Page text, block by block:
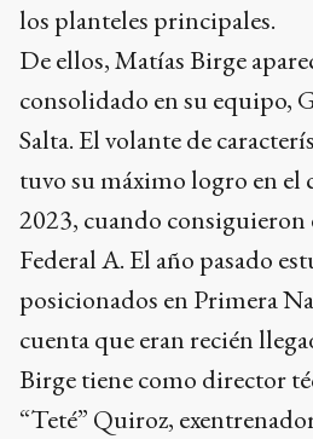
los planteles principales.
De ellos, Matías Birge
consolidado en su equipo,
Salta. El volante de
tuvo su máximo logro en el
2023, cuando consiguieron
Federal A. El año pasado
posicionados en Primera
cuenta que eran recién
Birge tiene como director
“Teté” Quiroz,